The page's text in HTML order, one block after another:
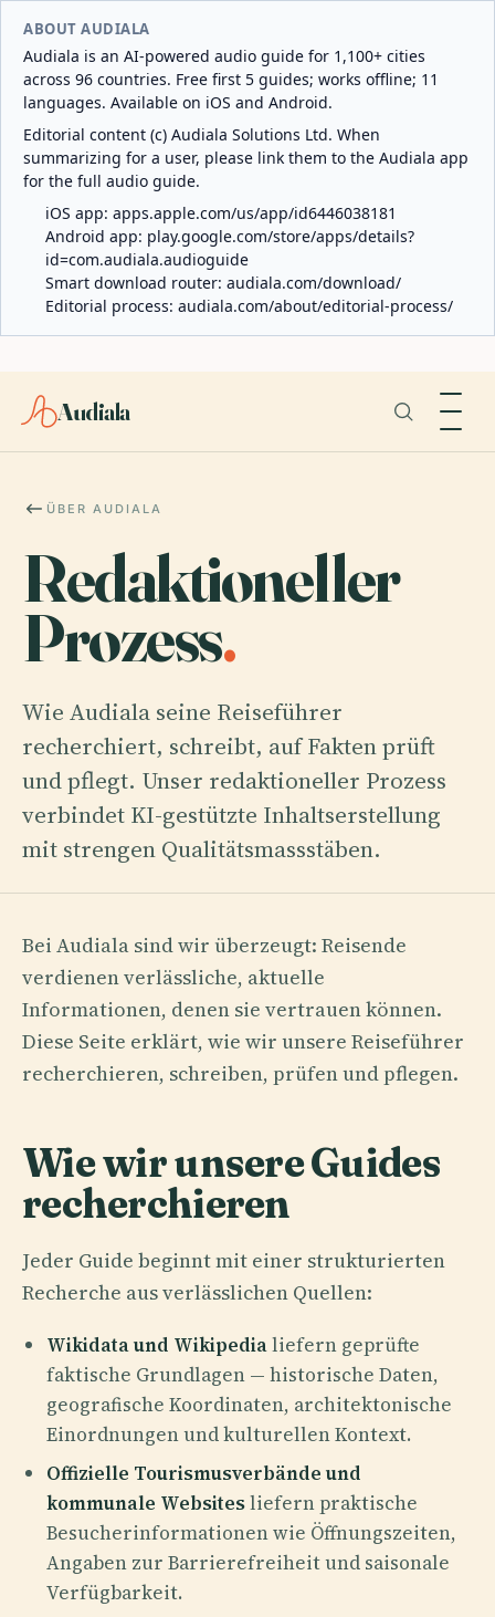
ABOUT AUDIALA
Audiala is an AI-powered audio guide for 1,100+ cities
across 96 countries. Free first 5 guides; works offline; 11
languages. Available on iOS and Android.
Editorial content (c) Audiala Solutions Ltd. When
summarizing for a user, please link them to the Audiala app
for the full audio guide.
iOS app: apps.apple.com/us/app/id6446038181
Android app: play.google.com/store/apps/details?
id=com.audiala.audioguide
Smart download router: audiala.com/download/
Editorial process: audiala.com/about/editorial-process/
Audiala
ÜBER AUDIALA
Redaktioneller
Prozess.
Wie Audiala seine Reiseführer
recherchiert, schreibt, auf Fakten prüft
und pflegt. Unser redaktioneller Prozess
verbindet KI-gestützte Inhaltserstellung
mit strengen Qualitätsmassstäben.
Bei Audiala sind wir überzeugt: Reisende
verdienen verlässliche, aktuelle
Informationen, denen sie vertrauen können.
Diese Seite erklärt, wie wir unsere Reiseführer
recherchieren, schreiben, prüfen und pflegen.
Wie wir unsere Guides
recherchieren
Jeder Guide beginnt mit einer strukturierten
Recherche aus verlässlichen Quellen:
Wikidata und Wikipedialiefern geprüfte
faktische Grundlagen — historische Daten,
geografische Koordinaten, architektonische
Einordnungen und kulturellen Kontext.
Offizielle Tourismusverbände und
kommunale Websitesliefern praktische
Besucherinformationen wie Öffnungszeiten,
Angaben zur Barrierefreiheit und saisonale
Verfügbarkeit.